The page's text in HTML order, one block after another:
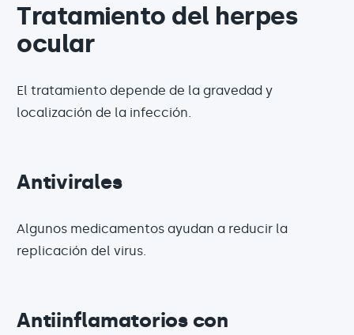
Tratamiento del herpes
ocular
El tratamiento depende de la gravedad y
localización de la infección.
Antivirales
Algunos medicamentos ayudan a reducir la
replicación del virus.
Antiinflamatorios con